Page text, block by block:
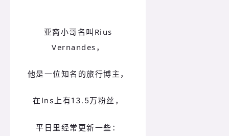
亚裔小哥名叫 Rius
Vernandes ，
他是一位知名的旅行博主，
在Ins上有13.5万粉丝，
平日里经常更新一些：